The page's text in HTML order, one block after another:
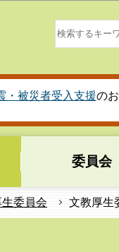
・被災者受入支援の
委員会
委員会 文教厚生